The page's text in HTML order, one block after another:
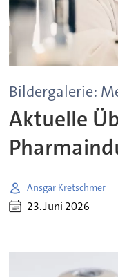
Bildergalerie:
Aktuelle
Ansgar Kretschmer
23. Juni 2026